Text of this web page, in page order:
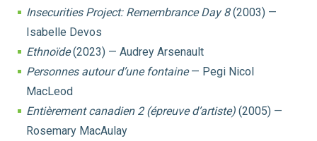
Insecurities Project: Remembrance Day 8(2003) —
Isabelle Devos
Ethnoïde(2023) —Audrey Arsenault
Personnes autour d’une fontaine— Pegi Nicol
MacLeod
Entièrement canadien 2 (épreuve d’artiste) (2005) —
Rosemary MacAulay